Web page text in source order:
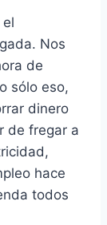
Nos
de
sólo eso,
dinero
de fregar a
hace
todos